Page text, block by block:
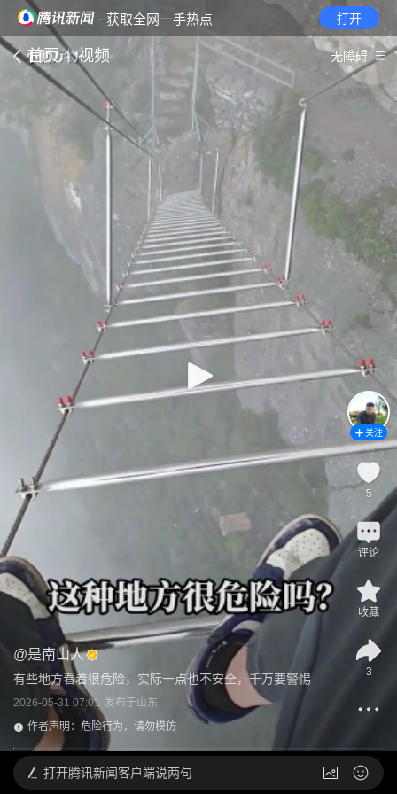
· 获取全网一手热点 打开
首页 视频 无障碍
@是南山人
有些地方看着很危险，实际一点也不安全，千万要警惕
2026-05-31 07:01 发布于山东
作者声明：危险行为，请勿模仿
关注
5
评论
收藏
3
打开腾讯新闻客户端说两句